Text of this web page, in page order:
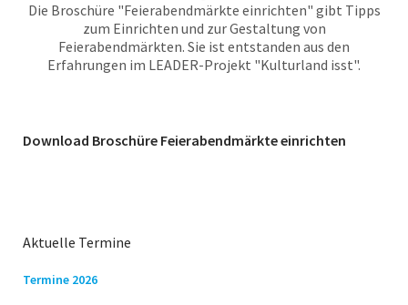
Die Broschüre "Feierabendmärkte einrichten" gibt Tipps
zum Einrichten und zur Gestaltung von
Feierabendmärkten. Sie ist entstanden aus den
Erfahrungen im LEADER-Projekt "Kulturland isst".
Download Broschüre Feierabendmärkte einrichten
Aktuelle Termine
Termine 2026